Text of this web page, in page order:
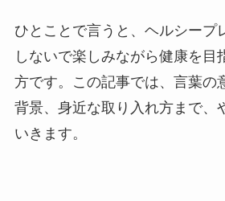
ひとことで言うと、ヘルシープ
しないで楽しみながら健康を目
方です。この記事では、言葉の
背景、身近な取り入れ方まで、
いきます。